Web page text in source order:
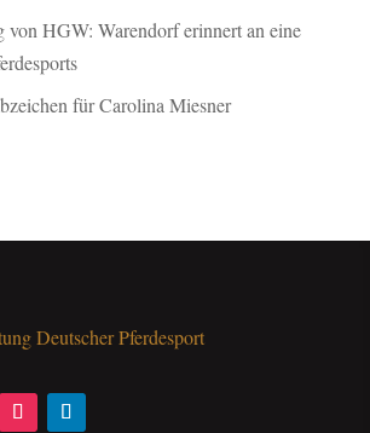
von HGW: Warendorf erinnert an eine
für Carolina Miesner